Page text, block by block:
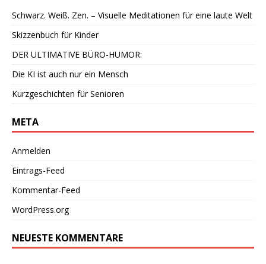
Schwarz. Weiß. Zen. – Visuelle Meditationen für eine laute Welt
Skizzenbuch für Kinder
DER ULTIMATIVE BÜRO-HUMOR:
Die KI ist auch nur ein Mensch
Kurzgeschichten für Senioren
META
Anmelden
Eintrags-Feed
Kommentar-Feed
WordPress.org
NEUESTE KOMMENTARE